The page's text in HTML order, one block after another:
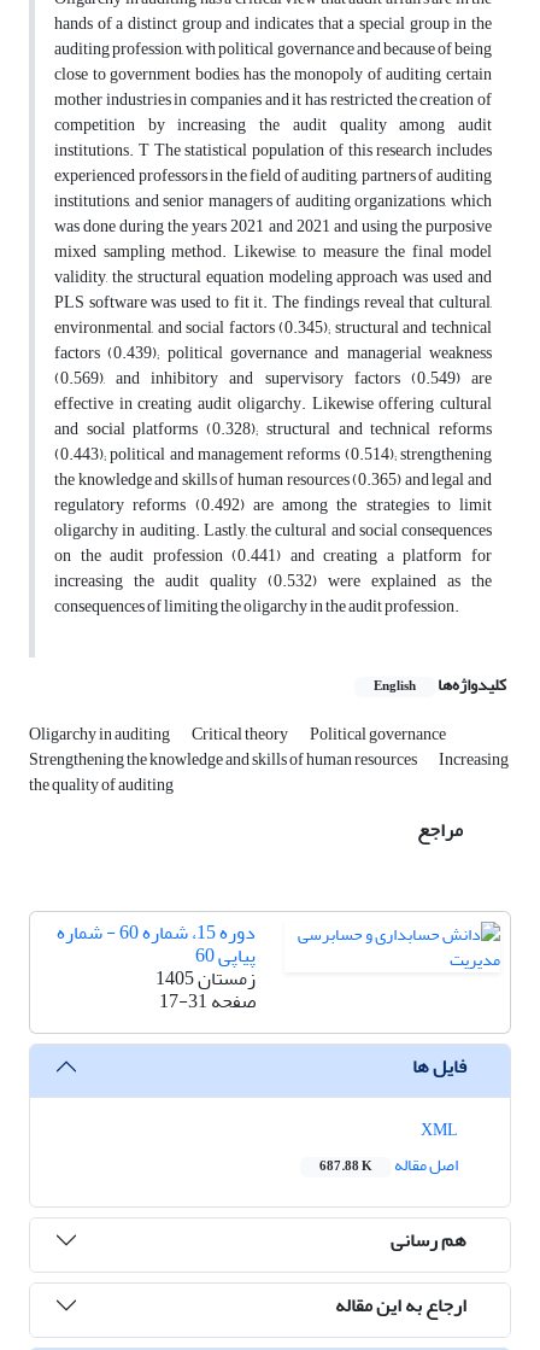
hands of a distinct group and indicates that a special group in the
auditing profession, with political governance and because of being
close to government bodies, has the monopoly of auditing certain
mother industries in companies and it has restricted the creation of
competition by increasing the audit quality among audit
institutions. T The statistical population of this research includes
experienced professors in the field of auditing, partners of auditing
institutions, and senior managers of auditing organizations, which
was done during the years 2021 and 2021 and using the purposive
mixed sampling method. Likewise, to measure the final model
validity, the structural equation modeling approach was used and
PLS software was used to fit it. The findings reveal that cultural,
environmental, and social factors (0.345); structural and technical
factors (0.439); political governance and managerial weakness
(0.569), and inhibitory and supervisory factors (0.549) are
effective in creating audit oligarchy. Likewise offering cultural
and social platforms (0.328); structural and technical reforms
(0.443); political and management reforms (0.514); strengthening
the knowledge and skills of human resources (0.365) and legal and
regulatory reforms (0.492) are among the strategies to limit
oligarchy in auditing. Lastly, the cultural and social consequences
on the audit profession (0.441) and creating a platform for
increasing the audit quality (0.532) were explained as the
consequences of limiting the oligarchy in the audit profession.
کلیدواژه‌ها English
Oligarchy in auditing Critical theory Political governance
Strengthening the knowledge and skills of human resources Increasing
the quality of auditing
مراجع
دوره 15، شماره 60 - شماره
پیاپی 60
زمستان 1405
صفحه17-31
فایل ها
اصل مقاله
687.88 K
هم رسانی
ارجاع به این مقاله